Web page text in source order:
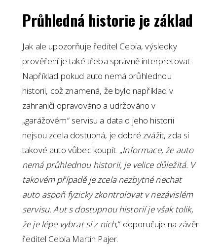
Průhledná historie je základ
Jak ale upozorňuje ředitel Cebia, výsledky
prověření je také třeba správně interpretovat.
Například pokud auto nemá průhlednou
historii, což znamená, že bylo například v
zahraničí opravováno a udržováno v
„garážovém“ servisu a data o jeho historii
nejsou zcela dostupná, je dobré zvážit, zda si
takové auto vůbec koupit. „Informace, že auto
nemá průhlednou historii, je velice důležitá. V
takovém případě je zcela nezbytné nechat
auto aspoň fyzicky zkontrolovat v nezávislém
servisu. Aut s dostupnou historií je však tolik,
že je lépe vybrat si z nich,“ doporučuje na závěr
ředitel Cebia Martin Pajer.